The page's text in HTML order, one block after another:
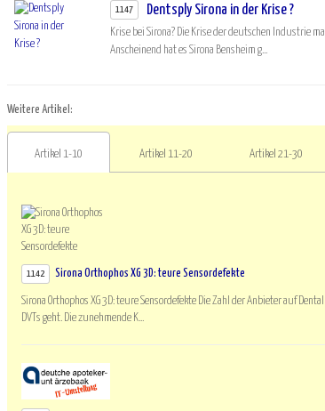
1147 Dentsply Sirona in der Krise ?
Krise bei Sirona? Die Krise der deutschen Industrie
Anscheinend hat es Sirona Bensheim g...
Weitere Artikel:
Artikel 1-10 Artikel 11-20 Artikel 21-30
1142 Sirona Orthophos XG 3D: teure Sensordefekte
Sirona Orthophos XG 3D: teure Sensordefekte Die Zahl der Anbieter auf
DVTs geht. Die zunehmende K...